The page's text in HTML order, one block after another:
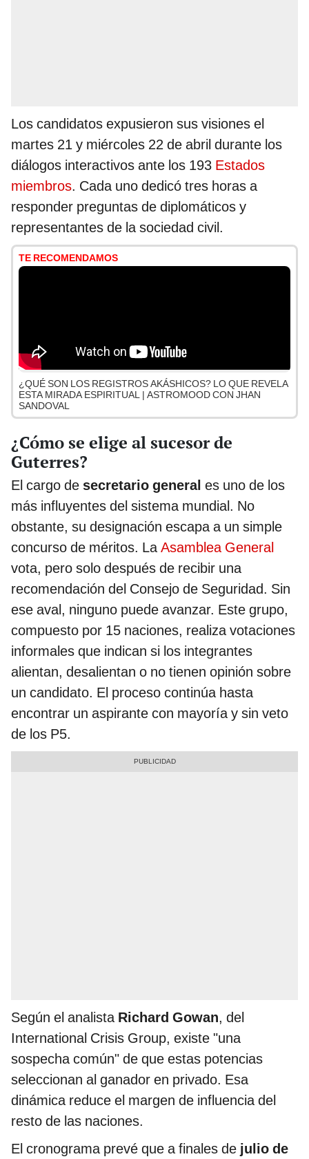
Los candidatos expusieron sus visiones el
martes 21 y miércoles 22 de abril durante los
diálogos interactivos ante los 193 Estados
miembros. Cada uno dedicó tres horas a
responder preguntas de diplomáticos y
representantes de la sociedad civil.
TE RECOMENDAMOS
¿QUÉ SON LOS REGISTROS AKÁSHICOS? LO QUE REVELA
ESTA MIRADA ESPIRITUAL | ASTROMOOD CON JHAN
SANDOVAL
¿Cómo se elige al sucesor de
Guterres?
El cargo de secretario general es uno de los
más influyentes del sistema mundial. No
obstante, su designación escapa a un simple
concurso de méritos. LaAsamblea General
vota, pero solo después de recibir una
recomendación del Consejo de Seguridad. Sin
ese aval, ninguno puede avanzar. Este grupo,
compuesto por 15 naciones, realiza votaciones
informales que indican si los integrantes
alientan, desalientan o no tienen opinión sobre
un candidato. El proceso continúa hasta
encontrar un aspirante con mayoría y sin veto
de los P5.
Según el analista Richard Gowan, del
International Crisis Group, existe "una
sospecha común" de que estas potencias
seleccionan al ganador en privado. Esa
dinámica reduce el margen de influencia del
resto de las naciones.
El cronograma prevé que a finales de julio de